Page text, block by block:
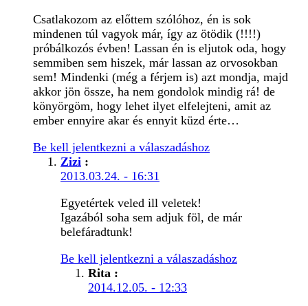
Csatlakozom az előttem szólóhoz, én is sok
mindenen túl vagyok már, így az ötödik (!!!!)
próbálkozós évben! Lassan én is eljutok oda, hogy
semmiben sem hiszek, már lassan az orvosokban
sem! Mindenki (még a férjem is) azt mondja, majd
akkor jön össze, ha nem gondolok mindig rá! de
könyörgöm, hogy lehet ilyet elfelejteni, amit az
ember ennyire akar és ennyit küzd érte…
Be kell jelentkezni a válaszadáshoz
Zizi :
2013.03.24. - 16:31
Egyetértek veled ill veletek!
Igazából soha sem adjuk föl, de már
belefáradtunk!
Be kell jelentkezni a válaszadáshoz
Rita :
2014.12.05. - 12:33